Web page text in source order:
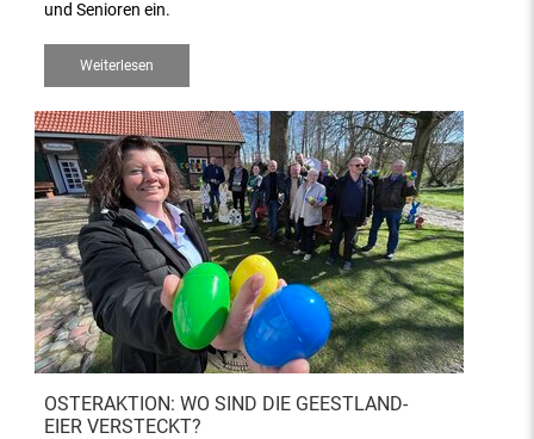
und Senioren ein.
Weiterlesen
OSTERAKTION: WO SIND DIE GEESTLAND-
EIER VERSTECKT?